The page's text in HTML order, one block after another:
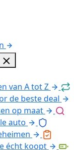
van A tot Z
de beste deal
op maat
auto
écht koopt